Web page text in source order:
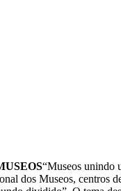
“Museos unindo
dos Museos, centros